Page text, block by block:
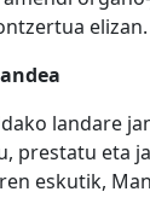
elizan.
landare
prestatu eta
eskutik,